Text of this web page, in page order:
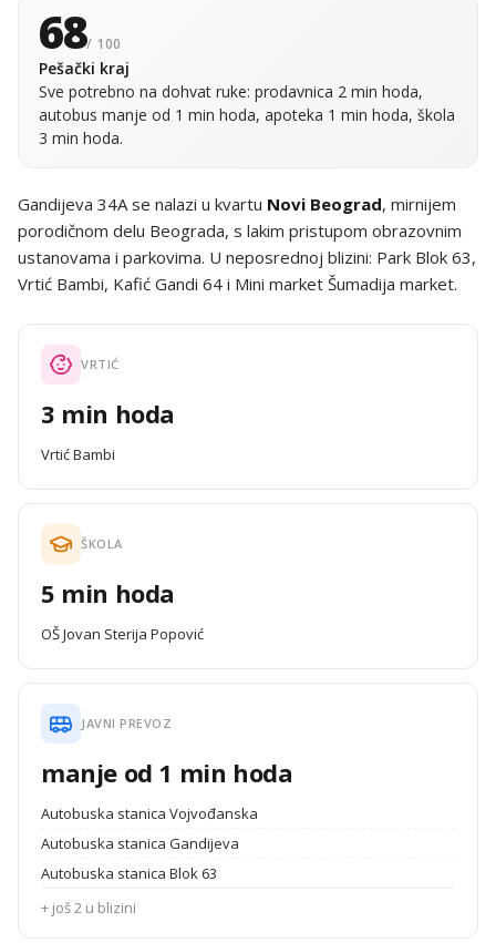
68/ 100
Pešački kraj
Sve potrebno na dohvat ruke: prodavnica 2 min hoda,
autobus manje od 1 min hoda, apoteka 1 min hoda, škola
3 min hoda.
Gandijeva 34A se nalazi u kvartu Novi Beograd, mirnijem
porodičnom delu Beograda, s lakim pristupom obrazovnim
ustanovama i parkovima. U neposrednoj blizini: Park Blok 63,
Vrtić Bambi, Kafić Gandi 64 i Mini market Šumadija market.
VRTIĆ
3 min hoda
Vrtić Bambi
ŠKOLA
5 min hoda
OŠ Jovan Sterija Popović
JAVNI PREVOZ
manje od 1 min hoda
Autobuska stanica Vojvođanska
Autobuska stanica Gandijeva
Autobuska stanica Blok 63
+ još 2 u blizini